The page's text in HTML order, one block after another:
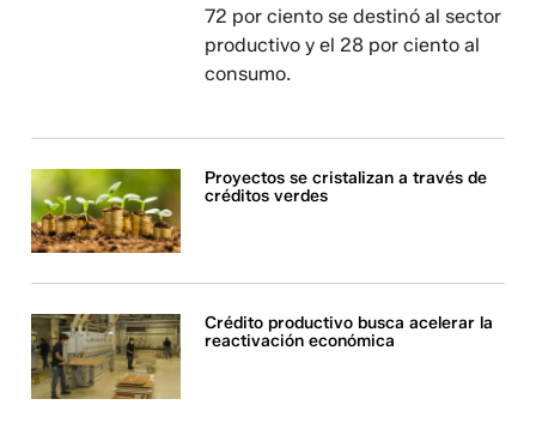
72 por ciento se destinó al sector
productivo y el 28 por ciento al
consumo.
Proyectos se cristalizan a través de
créditos verdes
Crédito productivo busca acelerar la
reactivación económica